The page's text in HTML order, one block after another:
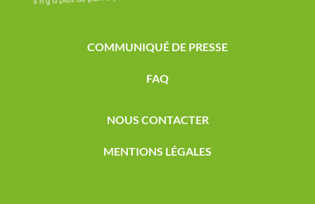
COMMUNIQUÉ DE PRESSE
FAQ
NOUS CONTACTER
MENTIONS LÉGALES